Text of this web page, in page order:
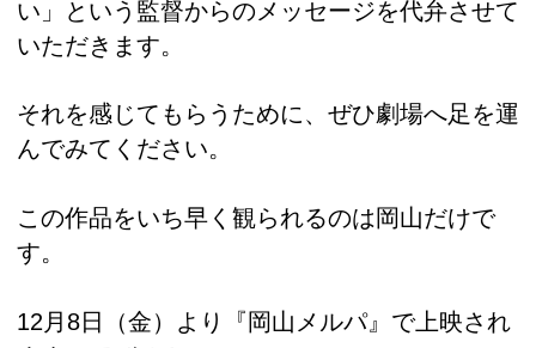
い」という監督からのメッセージを代弁させて
いただきます。
それを感じてもらうために、ぜひ劇場へ足を運
んでみてください。
この作品をいち早く観られるのは岡山だけで
す。
12月8日（金）より『岡山メルパ』で上映され